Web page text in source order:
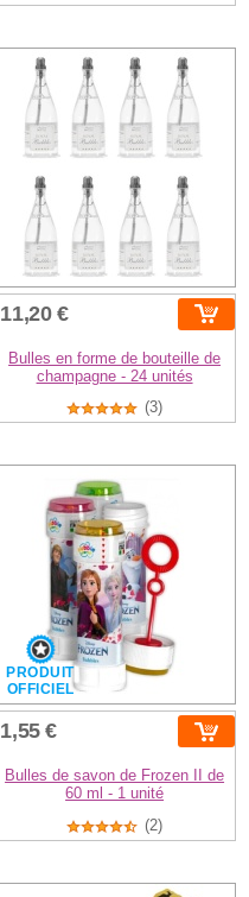
11,20 €
Bulles en forme de bouteille de
champagne - 24 unités
(3)
PRODUIT
OFFICIEL
1,55 €
Bulles de savon de Frozen II de
60 ml - 1 unité
(2)